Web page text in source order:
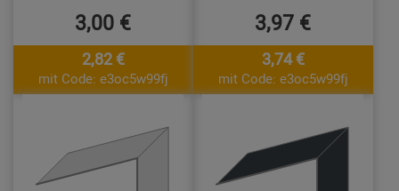
3,00 €
2,82 €
mit Code: e3oc5w99fj
3,97 €
3,74 €
mit Code: e3oc5w99fj